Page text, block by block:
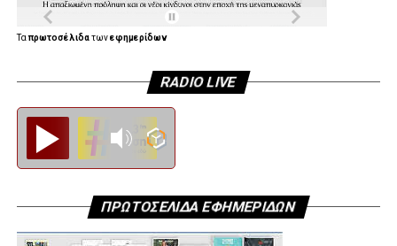
Ταπρωτοσέλιδατωνεφημερίδων
RADIO LIVE
ΠΡΩΤΟΣΕΛΙΔΑ ΕΦΗΜΕΡΙΔΩΝ